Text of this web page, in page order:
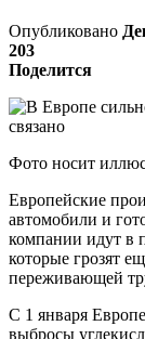
Опубликовано
203
Поделится
Фото носит
Европейские
автомобили и
компании идут в
которые грозят
переживающей
С 1 января
выбросы